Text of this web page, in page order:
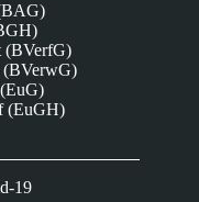
(BVerfG)
(BVerwG)
(EuGH)
19